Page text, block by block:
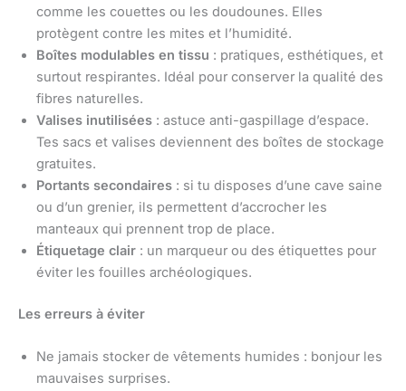
comme les couettes ou les doudounes. Elles
protègent contre les mites et l’humidité.
Boîtes modulables en tissu : pratiques, esthétiques, et
surtout respirantes. Idéal pour conserver la qualité des
fibres naturelles.
Valises inutilisées : astuce anti-gaspillage d’espace.
Tes sacs et valises deviennent des boîtes de stockage
gratuites.
Portants secondaires : si tu disposes d’une cave saine
ou d’un grenier, ils permettent d’accrocher les
manteaux qui prennent trop de place.
Étiquetage clair : un marqueur ou des étiquettes pour
éviter les fouilles archéologiques.
Les erreurs à éviter
Ne jamais stocker de vêtements humides : bonjour les
mauvaises surprises.